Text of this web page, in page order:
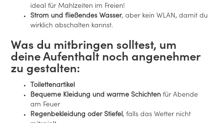
ideal für Mahlzeiten im Freien!
Strom und fließendes Wasser, aber kein WLAN, damit du
wirklich abschalten kannst.
Was du mitbringen solltest, um
deine Aufenthalt noch angenehmer
zu gestalten:
Toilettenartikel
Bequeme Kleidung und warme Schichten für Abende
am Feuer
Regenbekleidung oder Stiefel, falls das Wetter nicht